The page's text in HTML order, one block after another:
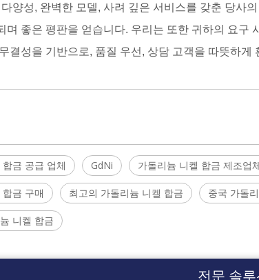
양성, 완벽한 모델, 사려 깊은 서비스를 갖춘 당사
며 좋은 평판을 얻습니다. 우리는 또한 귀하의 요구
결성을 기반으로, 품질 우선, 상담 고객을 따뜻하게
금 공급 업체 GdNi 가돌리늄 니켈 합금 제조업
금 구매 최고의 가돌리늄 니켈 합금 중국 가돌
니켈 합금
전문 솔루